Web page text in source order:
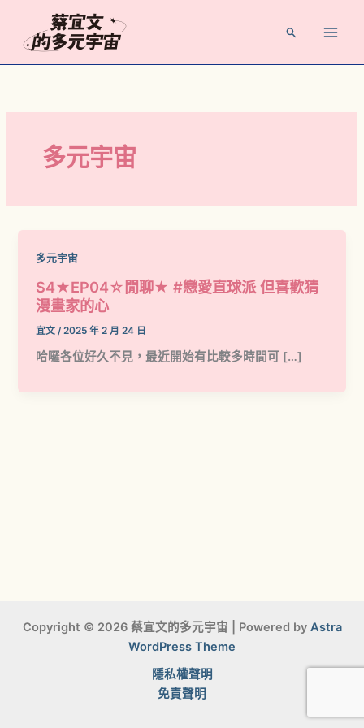
要
搜
多元宇宙
多元宇宙
S4★EP04☆閒聊★ #戀愛直球派 但喜歡猜
漫畫家的心
宜文 /2025 年 2 月 24 日
哈囉各位好久不見，最近開始有比較多時間可 […]
Copyright © 2026 蔡宜文的多元宇宙 | Powered by Astra
WordPress Theme
隱私權聲明
免責聲明